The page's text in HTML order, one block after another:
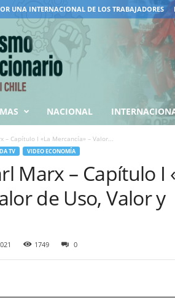
UNA INTERNACIONAL DE LOS TRABAJADORES
NACIONAL
– Capítulo I «La Mercancía» – Valor...
TV VIDEO ECONOMÍA
Marx – Capítulo I
de Uso, Valor y
1749 0